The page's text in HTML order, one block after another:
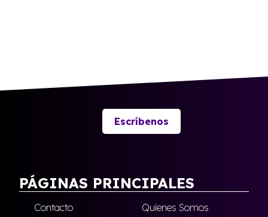
Escríbenos
PÁGINAS PRINCIPALES
Contacto
Quienes Somos